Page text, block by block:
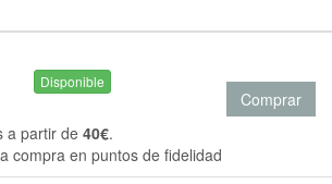
Disponible
Comprar
a partir de 40€.
compra en puntos de fidelidad